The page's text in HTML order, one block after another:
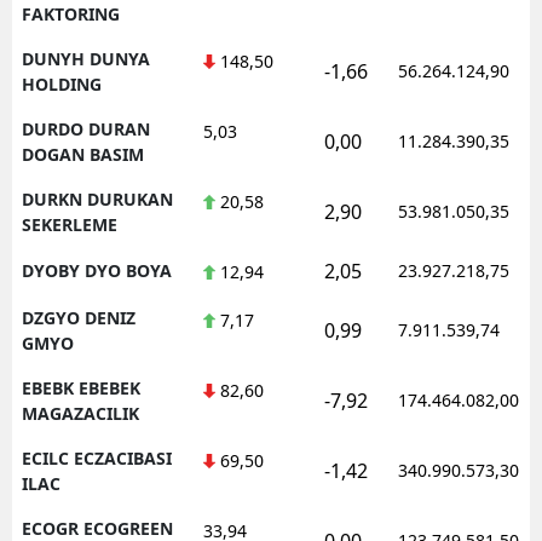
FAKTORING
DUNYH DUNYA
HOLDING
148,50 -1,66 56.264.124,90
DURDO DURAN
DOGAN BASIM
5,03 0,00 11.284.390,35
DURKN DURUKAN
SEKERLEME
20,58 2,90 53.981.050,35
DYOBY DYO BOYA 12,94 2,05 23.927.218,75
DZGYO DENIZ
GMYO
7,17 0,99 7.911.539,74
EBEBK EBEBEK
MAGAZACILIK
82,60 -7,92 174.464.082,00
ECILC ECZACIBASI
ILAC
69,50 -1,42 340.990.573,30
ECOGR ECOGREEN
33,94